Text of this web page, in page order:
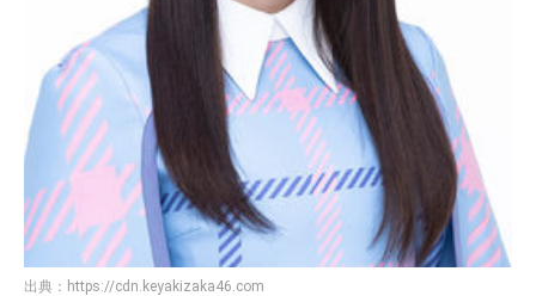
出典： https://cdn.keyakizaka46.com